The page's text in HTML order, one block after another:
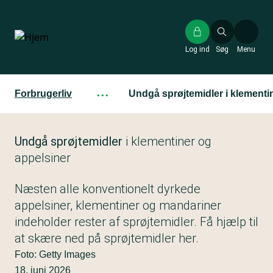
hovedindhold
Søg
Log ind Menu
Forbrugerliv ··· Undgå sprøjtemidler i
Undgå sprøjtemidler i klementiner og
appelsiner
Næsten alle konventionelt dyrkede
appelsiner, klementiner og mandariner
indeholder rester af sprøjtemidler. Få hjælp til
at skære ned på sprøjtemidler her.
Foto: Getty Images
18. juni 2026